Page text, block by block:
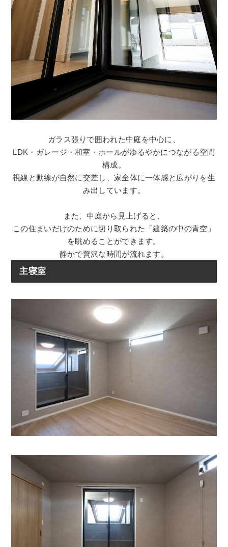
ガラス張りで囲われた中庭を中心に、
LDK・ガレージ・和室・ホールがゆるやかにつながる空間
構成。
視線と動線が自然に交差し、家全体に一体感と広がりを生
み出しています。
また、中庭から見上げると、
この住まいだけのために切り取られた「建築の中の青空」
を眺めることができます。
静かで贅沢な時間が流れます。
主寝室